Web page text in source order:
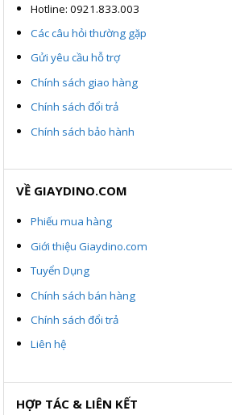
Hotline: 0921.833.003
Các câu hỏi thường gặp
Gửi yêu cầu hỗ trợ
Chính sách giao hàng
Chính sách đổi trả
Chính sách bảo hành
VỀ GIAYDINO.COM
Phiếu mua hàng
Giới thiệu Giaydino.com
Tuyển Dụng
Chính sách bán hàng
Chính sách đổi trả
Liên hệ
HỢP TÁC & LIÊN KẾT